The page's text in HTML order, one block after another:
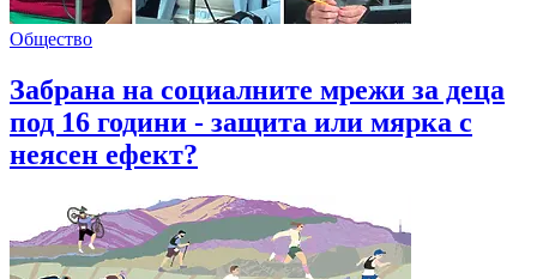
Общество
Забрана на социалните мрежи за деца
под 16 години - защита или мярка с
неясен ефект?